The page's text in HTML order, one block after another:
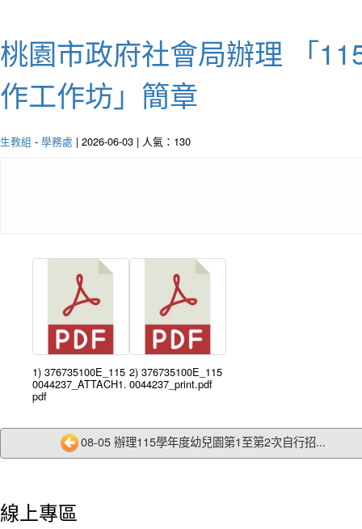
桃園市政府社會局辦理 「
作工作坊」簡章
生教組 - 學務處 | 2026-06-03 | 人氣：130
1) 376735100E_115
0044237_ATTACH1.
pdf
2) 376735100E_115
0044237_print.pdf
08-05 辦理115學年度幼兒園第1至第2次自行招...
線上專區